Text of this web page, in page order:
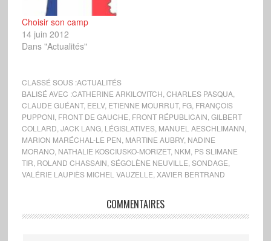
Choisir son camp
14 juin 2012
Dans "Actualités"
CLASSÉ SOUS :ACTUALITÉS
BALISÉ AVEC :CATHERINE ARKILOVITCH CHARLES PASQUA,
CLAUDE GUÉANT, EELV, ETIENNE MOURRUT, FG, FRANÇOIS
PUPPONI, FRONT DE GAUCHE FRONT RÉPUBLICAIN GILBERT
COLLARD JACK LANG, LÉGISLATIVES, MANUEL AESCHLIMANN
MARION MARÉCHAL-LE PEN MARTINE AUBRY, NADINE
MORANO, NATHALIE KOSCIUSKO-MORIZET, NKM PS SLIMANE
TIR ROLAND CHASSAIN SÉGOLÈNE NEUVILLE SONDAGE
VALÉRIE LAUPIÈS MICHEL VAUZELLE XAVIER BERTRAND
COMMENTAIRES